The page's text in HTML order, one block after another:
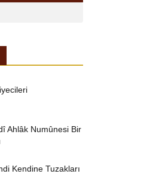
Ahlâk Numûnesi Bir
Kendine Tuzakları